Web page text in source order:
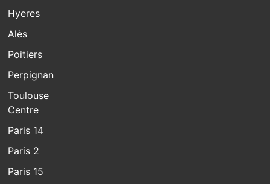
Hyeres
Alès
Poitiers
Perpignan
Toulouse
Centre
Paris 14
Paris 2
Paris 15